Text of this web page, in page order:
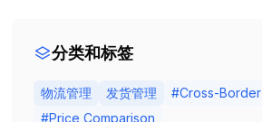
分类和标签
物流管理 发货管理 #Cross-Border
#Price Comparison